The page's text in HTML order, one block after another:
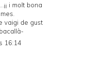
i molt bona
vaigi de gust
16:14